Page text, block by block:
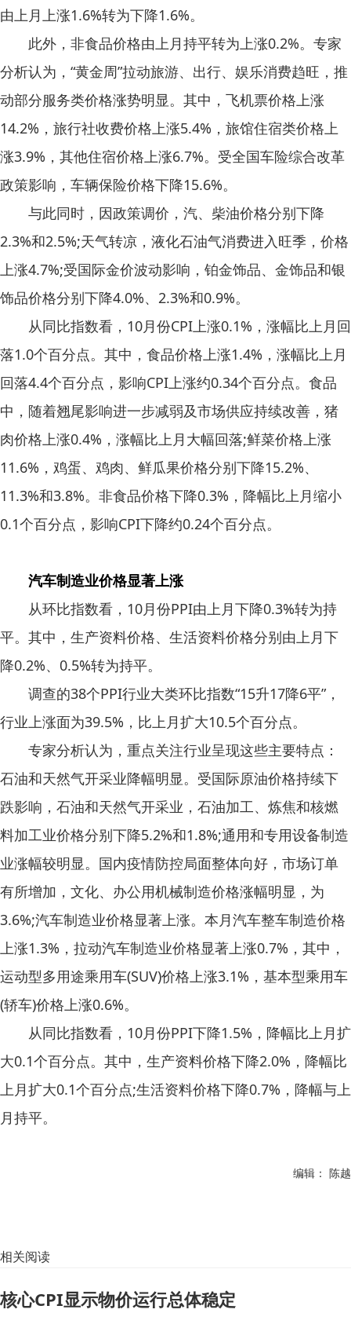
由上月上涨1.6%转为下降1.6%。
此外，非食品价格由上月持平转为上涨0.2%。专家
分析认为，“黄金周”拉动旅游、出行、娱乐消费趋旺，推
动部分服务类价格涨势明显。其中，飞机票价格上涨
14.2%，旅行社收费价格上涨5.4%，旅馆住宿类价格上
涨3.9%，其他住宿价格上涨6.7%。受全国车险综合改革
政策影响，车辆保险价格下降15.6%。
与此同时，因政策调价，汽、柴油价格分别下降
2.3%和2.5%;天气转凉，液化石油气消费进入旺季，价格
上涨4.7%;受国际金价波动影响，铂金饰品、金饰品和银
饰品价格分别下降4.0%、2.3%和0.9%。
从同比指数看，10月份CPI上涨0.1%，涨幅比上月回
落1.0个百分点。其中，食品价格上涨1.4%，涨幅比上月
回落4.4个百分点，影响CPI上涨约0.34个百分点。食品
中，随着翘尾影响进一步减弱及市场供应持续改善，猪
肉价格上涨0.4%，涨幅比上月大幅回落;鲜菜价格上涨
11.6%，鸡蛋、鸡肉、鲜瓜果价格分别下降15.2%、
11.3%和3.8%。非食品价格下降0.3%，降幅比上月缩小
0.1个百分点，影响CPI下降约0.24个百分点。
汽车制造业价格显著上涨
从环比指数看，10月份PPI由上月下降0.3%转为持
平。其中，生产资料价格、生活资料价格分别由上月下
降0.2%、0.5%转为持平。
调查的38个PPI行业大类环比指数“15升17降6平”，
行业上涨面为39.5%，比上月扩大10.5个百分点。
专家分析认为，重点关注行业呈现这些主要特点：
石油和天然气开采业降幅明显。受国际原油价格持续下
跌影响，石油和天然气开采业，石油加工、炼焦和核燃
料加工业价格分别下降5.2%和1.8%;通用和专用设备制造
业涨幅较明显。国内疫情防控局面整体向好，市场订单
有所增加，文化、办公用机械制造价格涨幅明显，为
3.6%;汽车制造业价格显著上涨。本月汽车整车制造价格
上涨1.3%，拉动汽车制造业价格显著上涨0.7%，其中，
运动型多用途乘用车(SUV)价格上涨3.1%，基本型乘用车
(轿车)价格上涨0.6%。
从同比指数看，10月份PPI下降1.5%，降幅比上月扩
大0.1个百分点。其中，生产资料价格下降2.0%，降幅比
上月扩大0.1个百分点;生活资料价格下降0.7%，降幅与上
月持平。
编辑： 陈越
相关阅读
核心CPI显示物价运行总体稳定